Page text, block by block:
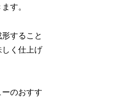
す。
すること
く仕上げ
のおすす